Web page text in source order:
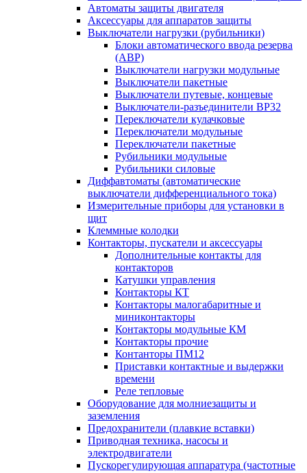
Автоматы защиты двигателя
Аксессуары для аппаратов защиты
Выключатели нагрузки (рубильники)
Блоки автоматического ввода резерва
(АВР)
Выключатели нагрузки модульные
Выключатели пакетные
Выключатели путевые, концевые
Выключатели-разъединители ВР32
Переключатели кулачковые
Переключатели модульные
Переключатели пакетные
Рубильники модульные
Рубильники силовые
Диффавтоматы (автоматические
выключатели дифференциального тока)
Измерительные приборы для установки в
щит
Клеммные колодки
Контакторы, пускатели и аксессуары
Дополнительные контакты для
контакторов
Катушки управления
Контакторы КТ
Контакторы малогабаритные и
миниконтакторы
Контакторы модульные КМ
Контакторы прочие
Контанторы ПМ12
Приставки контактные и выдержки
времени
Реле тепловые
Оборудование для молниезащиты и
заземления
Предохранители (плавкие вставки)
Приводная техника, насосы и
электродвигатели
Пускорегулирующая аппаратура (частотные